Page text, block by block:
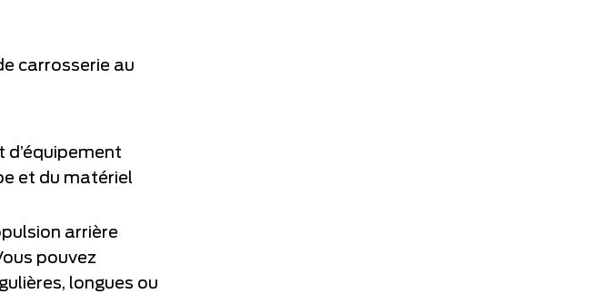
carrosserie au
d’équipement
et du matériel
arrière
pouvez
longues ou